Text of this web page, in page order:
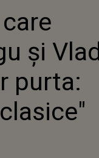
PURTA: "NU SUNT
INELE CLASICE"
și Vlad
purta: